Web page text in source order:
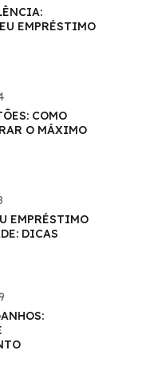
EMPRÉSTIMO
COMO
O MÁXIMO
EMPRÉSTIMO
DICAS